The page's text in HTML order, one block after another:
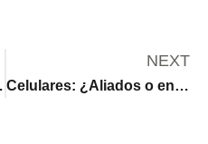
en casa
NEXT
Celulares: ¿Aliados o enemigos del aprendizaje infantil?